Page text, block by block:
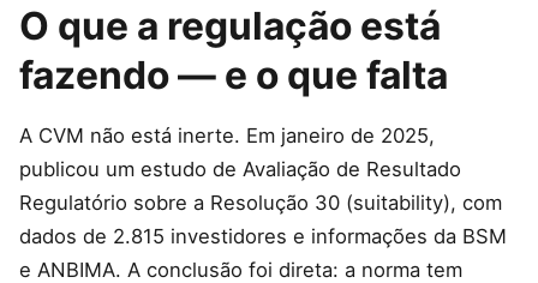
O que a regulação está
fazendo — e o que falta
A CVM não está inerte. Em janeiro de 2025,
publicou um estudo de Avaliação de Resultado
Regulatório sobre a Resolução 30 (suitability), com
dados de 2.815 investidores e informações da BSM
e ANBIMA. A conclusão foi direta: a norma tem